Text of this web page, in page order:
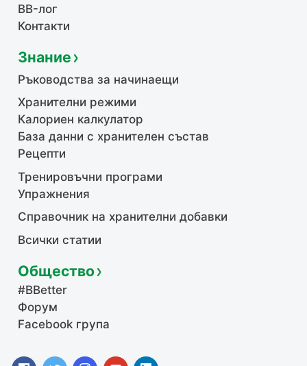
BB-лог
Контакти
Знание
Ръководства за начинаещи
Хранителни режими
Калориен калкулатор
База данни с хранителен състав
Рецепти
Тренировъчни програми
Упражнения
Справочник на хранителни добавки
Всички статии
Общество
#BBetter
Форум
Facebook група